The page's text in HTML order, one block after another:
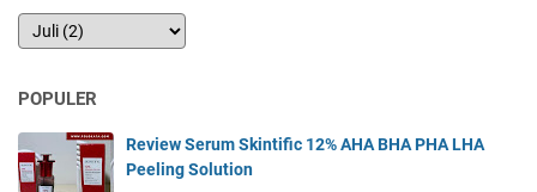
POPULER
Review Serum Skintific 12% AHA BHA PHA LHA
Peeling Solution